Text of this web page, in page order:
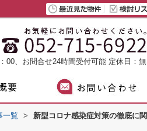
00、お問合せ24時間受付可能 定休日：無
一覧 >
新型コロナ感染症対策の徹底に関